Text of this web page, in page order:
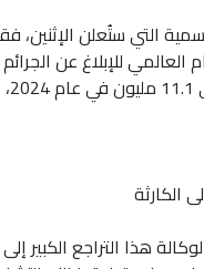
التي ستُعلن الإثنين،
الكارثة
هذا التراجع الكبير